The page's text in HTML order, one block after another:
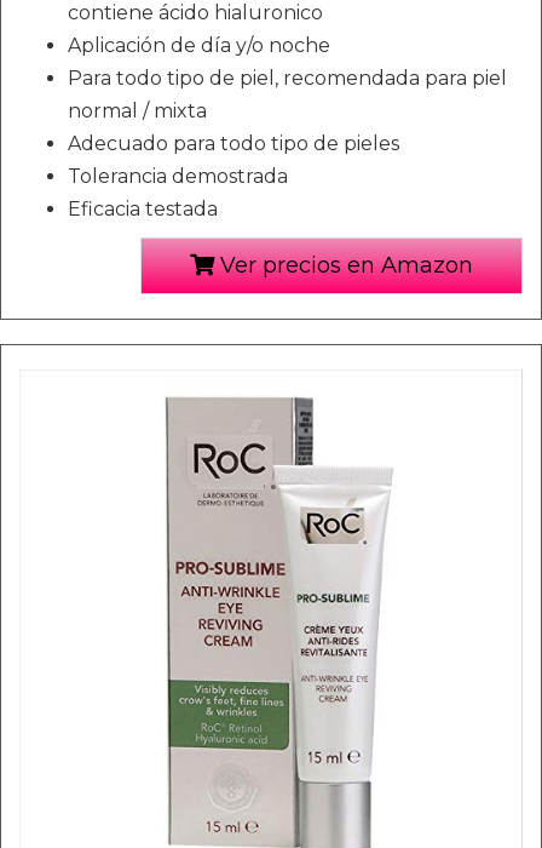
contiene ácido hialuronico
Aplicación de día y/o noche
Para todo tipo de piel, recomendada para piel
normal / mixta
Adecuado para todo tipo de pieles
Tolerancia demostrada
Eficacia testada
Ver precios en Amazon